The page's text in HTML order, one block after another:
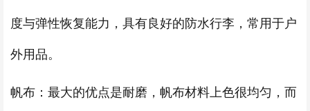
度与弹性恢复能力，具有良好的防水行李，常用于户
外用品。
帆布：最大的优点是耐磨，帆布材料上色很均匀，而